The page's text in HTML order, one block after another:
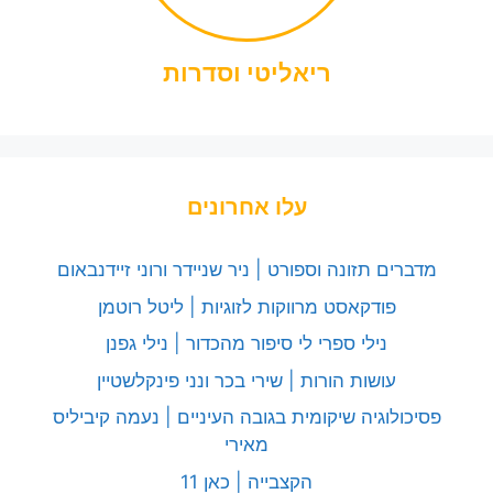
ריאליטי וסדרות
עלו אחרונים
מדברים תזונה וספורט | ניר שניידר ורוני זיידנבאום
פודקאסט מרווקות לזוגיות | ליטל רוטמן
נילי ספרי לי סיפור מהכדור | נילי גפנן
עושות הורות | שירי בכר ונני פינקלשטיין
פסיכולוגיה שיקומית בגובה העיניים | נעמה קיביליס
מאירי
הקצבייה | כאן 11